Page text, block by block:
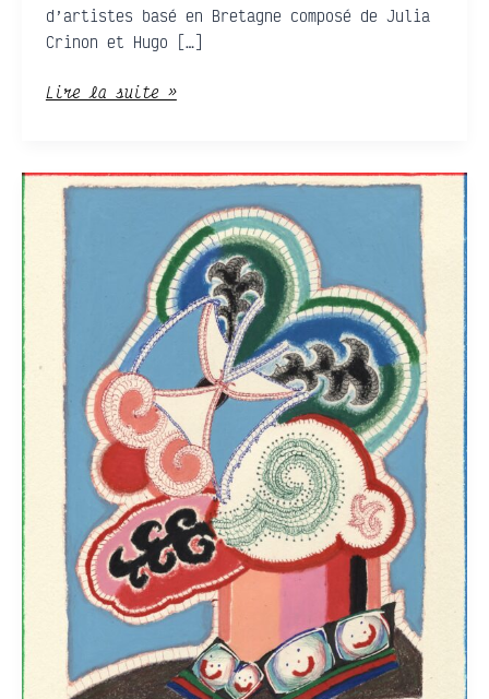
d’artistes basé en Bretagne composé de Julia
Crinon et Hugo […]
Lire la suite »
REBU+UBU=RÉBUS
Philippe
Spé